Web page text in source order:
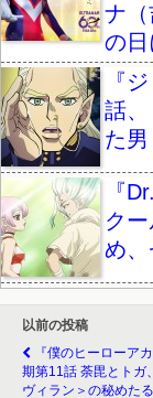
ナ
の日
『
話
た男
『
ク
め
以前の投稿
『僕のヒーローア
期第11話 荼毘とトガ
ヴィラン＞の秘めた